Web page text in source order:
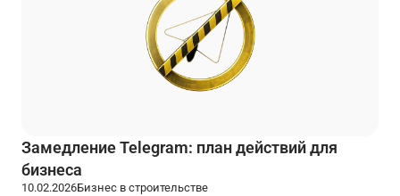
Замедление Telegram: план действий для
бизнеса
10.02.2026Бизнес в строительстве